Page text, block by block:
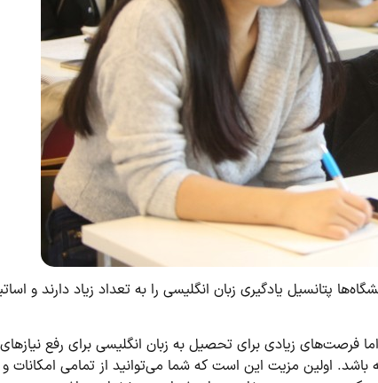
پتانسیل یادگیری زبان انگلیسی را به تعداد زیاد دارند و
فرصت‌های زیادی برای تحصیل به زبان انگلیسی برای رفع
باشد. اولین مزیت این است که شما می‌توانید از تمامی امکانات